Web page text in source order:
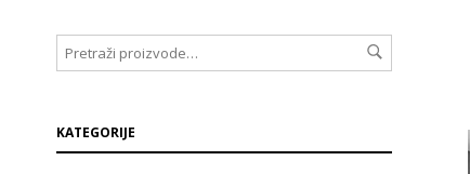
KATEGORIJE